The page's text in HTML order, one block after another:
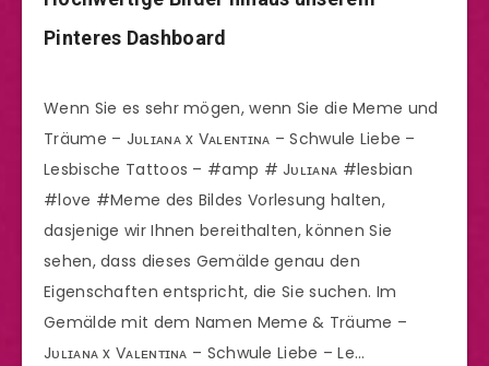
Pinteres Dashboard
Wenn Sie es sehr mögen, wenn Sie die Meme und
Träume – Jᴜʟɪᴀɴᴀ x Vᴀʟᴇɴᴛɪɴᴀ – Schwule Liebe –
Lesbische Tattoos – #amp # Jᴜʟɪᴀɴᴀ #lesbian
#love #Meme des Bildes Vorlesung halten,
dasjenige wir Ihnen bereithalten, können Sie
sehen, dass dieses Gemälde genau den
Eigenschaften entspricht, die Sie suchen. Im
Gemälde mit dem Namen Meme & Träume –
Jᴜʟɪᴀɴᴀ x Vᴀʟᴇɴᴛɪɴᴀ – Schwule Liebe – Le…